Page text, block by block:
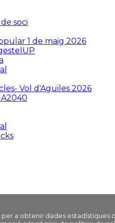
soci
1 de maig 2026
Vol d'Aguiles 2026
a obtenir dades